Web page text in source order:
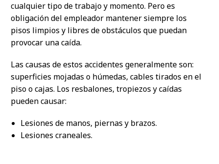
cualquier tipo de trabajo y momento. Pero es
obligación del empleador mantener siempre los
pisos limpios y libres de obstáculos que puedan
provocar una caída.
Las causas de estos accidentes generalmente son:
superficies mojadas o húmedas, cables tirados en el
piso o cajas. Los resbalones, tropiezos y caídas
pueden causar:
Lesiones de manos, piernas y brazos.
Lesiones craneales.